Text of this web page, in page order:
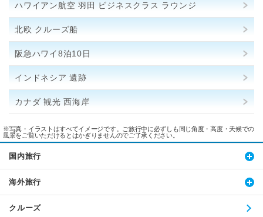
ハワイアン航空 羽田 ビジネスクラス ラウンジ
北欧 クルーズ船
阪急ハワイ8泊10日
インドネシア 遺跡
カナダ 観光 西海岸
※写真・イラストはすべてイメージです。ご旅行中に必ずしも同じ角度・高度・天候での
風景をご覧いただけるとはかぎりませんのでご了承ください。
国内旅行
海外旅行
クルーズ